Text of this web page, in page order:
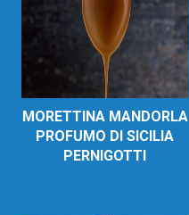
MORETTINA MANDORLA
PROFUMO DI SICILIA
PERNIGOTTI